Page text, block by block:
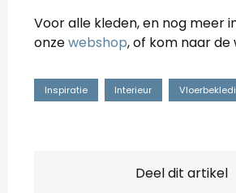
Voor alle kleden, en nog meer
onzewebshop, of kom naar de
Inspiratie Interieur
Deel dit artikel